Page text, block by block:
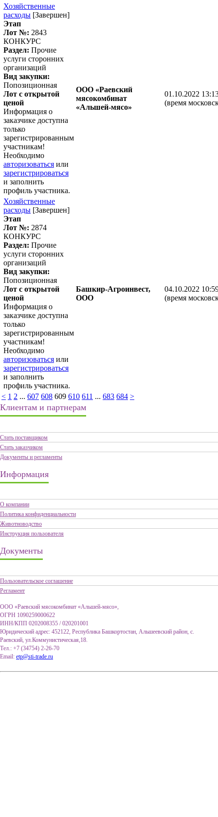
< 1 2 ... 607 608 609 610 611 ... 683 684 >
Хозяйственные
расходы [Завершен]
Этап
Лот №: 2843
КОНКУРС
Раздел: Прочие
услуги сторонних
организаций
Вид закупки:
Попозиционная
Лот с открытой
ценой
Информация о
заказчике доступна
только
зарегистрированным
участникам!
Необходимо
авторизоваться или
зарегистрироваться
и заполнить
профиль участника.
ООО «Раевский
мясокомбинат
«Альшей-мясо»
01.10.2022
(время
Хозяйственные
расходы [Завершен]
Этап
Лот №: 2874
КОНКУРС
Раздел: Прочие
услуги сторонних
организаций
Вид закупки:
Попозиционная
Лот с открытой
ценой
Информация о
заказчике доступна
только
зарегистрированным
участникам!
Необходимо
авторизоваться или
зарегистрироваться
и заполнить
профиль участника.
Башкир-Агроинвест,
ООО
04.10.2022
(время
Клиентам и партнерам
Стать поставщиком
Стать заказчиком
Документы и регламенты
Информация
О компании
Политика конфиденциальности
Животноводство
Инструкция пользователя
Документы
Пользовательское соглашение
Регламент
ООО «Раевский мясокомбинат «Альшей-мясо»,
ОГРН 1090259000622
ИНН/КПП 0202008355 / 020201001
Юридический адрес: 452122, Республика Башкортостан, Альшеевский район, с.
Раевский, ул.Коммунистическая,18.
Тел.: +7 (34754) 2-26-70
Email: etp@sti-trade.ru